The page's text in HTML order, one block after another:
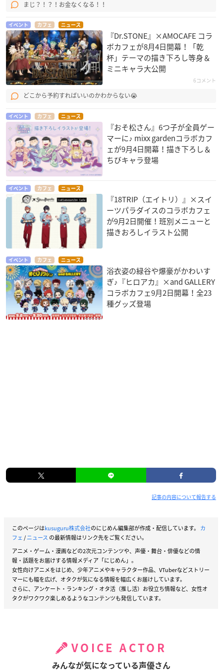
まじ？！？！お金なくなる！！
イベント カフェ ニュース
『Dr.STONE』×AMOCAFE コラ
ボカフェが8月4日開幕！「乾
杯」テーマの描き下ろし等身＆
ミニキャラ大公開
6コメント
どこから予約すればいいのかわからない😭
イベント カフェ ニュース
『おそ松さん』6つ子が全員ゲー
マーに♪ mixx gardenコラボカフ
ェが9月4日開幕！描き下ろし＆
ちびキャラ登場
イベント カフェ ニュース
『18TRIP（エイトリ）』×スイ
ーツパラダイスのコラボカフェ
が9月2日開催！班別メニューと
描きおろしイラスト公開
イベント カフェ ニュース
浴衣姿の緑谷や爆豪がかわいす
ぎ♪『ヒロアカ』×and GALLERY
コラボカフェ9月2日開幕！全23
種グッズ登場
記事の内容について報告する
このページはkusuguru株式会社のにじめん編集部が作成・配信しています。 カ
フェ/ニュース の最新情報はリンク先をご覧ください。
アニメ・ゲーム・漫画などの2次元コンテンツや、声優・舞台・俳優などの情
報・話題をお届けする情報メディア「にじめん」。
女性向けアニメをはじめ、少年アニメやキャラクター作品、VTuberなどストリー
マーにも幅を広げ、オタクが気になる情報を幅広くお届けしています。
さらに、アンケート・ランキング・オタ活（推し活）お役立ち情報など、女性オ
タクがワクワク楽しめるようなコンテンツも発信しています。
VOICE ACTOR
みんなが気になっている声優さん